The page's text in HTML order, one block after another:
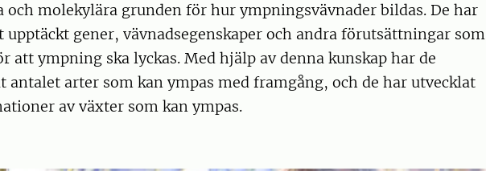
och molekylära grunden för hur ympningsvävnader bildas. De har
upptäckt gener, vävnadsegenskaper och andra förutsättningar som
att ympning ska lyckas. Med hjälp av denna kunskap har de
antalet arter som kan ympas med framgång, och de har utvecklat
av växter som kan ympas.